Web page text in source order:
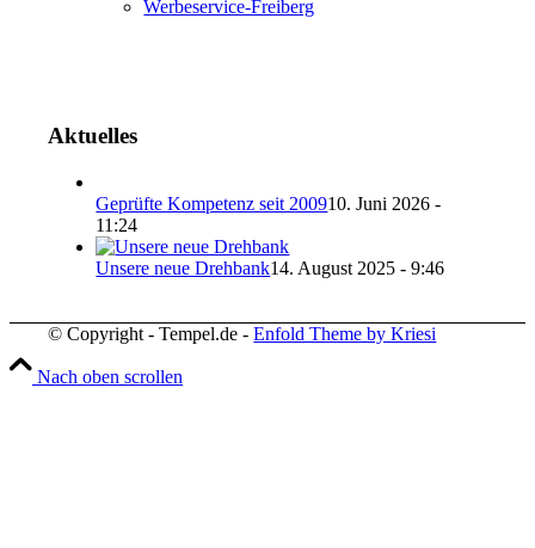
Werbeservice-Freiberg
Aktuelles
Geprüfte Kompetenz seit 200910. Juni 2026 -
11:24
Unsere neue Drehbank14. August 2025 - 9:46
© Copyright - Tempel.de -Enfold Theme by Kriesi
Nach oben scrollen